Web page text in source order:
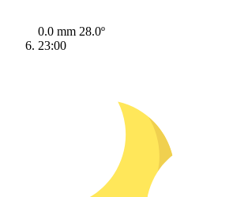
0.0 mm 28.0º
23:00